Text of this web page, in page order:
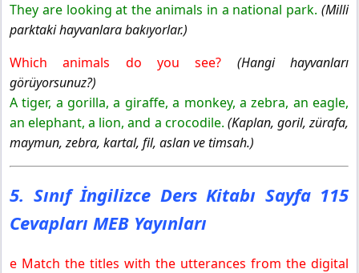
They are looking at the animals in a national park. (Milli
parktaki hayvanlara bakıyorlar.)
Which animals do you see? (Hangi hayvanları
görüyorsunuz?)
A tiger, a gorilla, a giraffe, a monkey, a zebra, an eagle,
an elephant, a lion, and a crocodile. (Kaplan, goril, zürafa,
maymun, zebra, kartal, fil, aslan ve timsah.)
5. Sınıf İngilizce Ders Kitabı Sayfa 115
Cevapları MEB Yayınları
e Match the titles with the utterances from the digital